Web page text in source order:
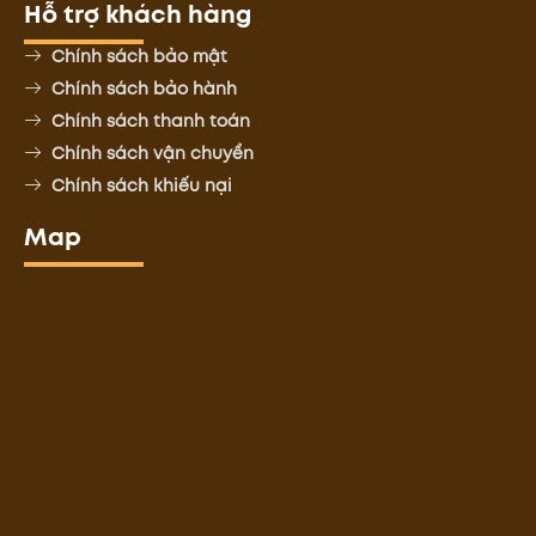
Hỗ trợ khách hàng
Chính sách bảo mật
Chính sách bảo hành
Chính sách thanh toán
Chính sách vận chuyển
Chính sách khiếu nại
Map